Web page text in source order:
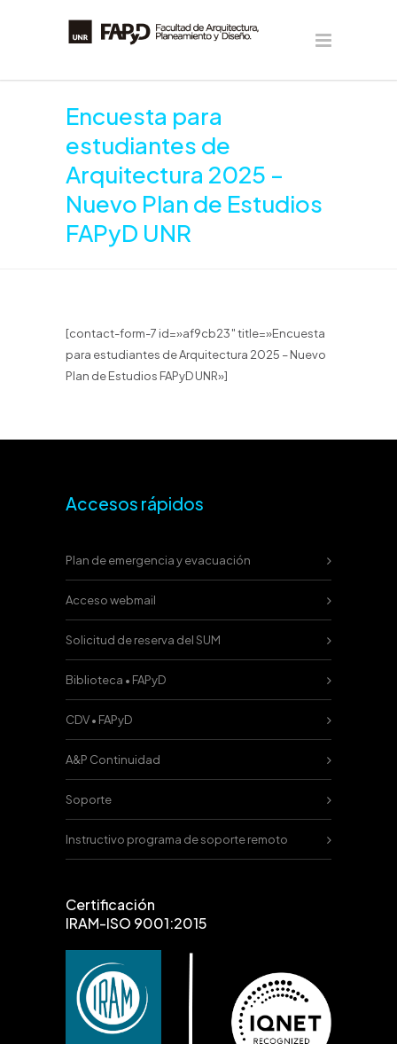
Encuesta para
estudiantes de
Arquitectura 2025 –
Nuevo Plan de Estudios
FAPyD UNR
[contact-form-7 id=»af9cb23″ title=»Encuesta
para estudiantes de Arquitectura 2025 – Nuevo
Plan de Estudios FAPyD UNR»]
Accesos rápidos
Plan de emergencia y evacuación
Acceso webmail
Solicitud de reserva del SUM
Biblioteca • FAPyD
CDV • FAPyD
A&P Continuidad
Soporte
Instructivo programa de soporte remoto
Certificación
IRAM-ISO 9001:2015